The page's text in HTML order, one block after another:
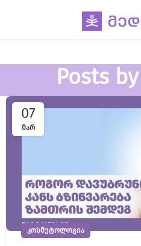
Posts by
07
ᲛᲐᲠ
ᲙᲝᲡᲛᲔᲢᲝᲚᲝᲒᲘᲐ